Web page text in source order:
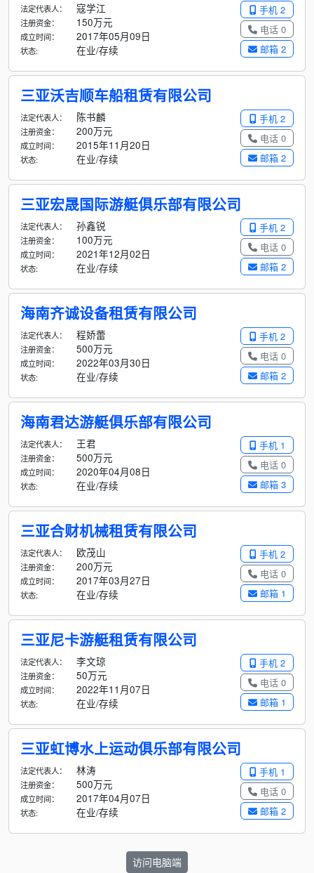
手机 2
电话 0
邮箱 2
法定代表人： 寇学江
注册资金： 150万元
成立时间： 2017年05月09日
状态: 在业/存续
三亚沃吉顺车船租赁有限公司
手机 2
电话 0
邮箱 2
法定代表人： 陈书麟
注册资金： 200万元
成立时间： 2015年11月20日
状态: 在业/存续
三亚宏晟国际游艇俱乐部有限公司
手机 2
电话 0
邮箱 2
法定代表人： 孙鑫锐
注册资金： 100万元
成立时间： 2021年12月02日
状态: 在业/存续
海南齐诚设备租赁有限公司
手机 2
电话 0
邮箱 2
法定代表人： 程娇蕾
注册资金： 500万元
成立时间： 2022年03月30日
状态: 在业/存续
海南君达游艇俱乐部有限公司
手机 1
电话 0
邮箱 3
法定代表人： 王君
注册资金： 500万元
成立时间： 2020年04月08日
状态: 在业/存续
三亚合财机械租赁有限公司
手机 2
电话 0
邮箱 1
法定代表人： 欧茂山
注册资金： 200万元
成立时间： 2017年03月27日
状态: 在业/存续
三亚尼卡游艇租赁有限公司
手机 2
电话 0
邮箱 1
法定代表人： 李文琼
注册资金： 50万元
成立时间： 2022年11月07日
状态: 在业/存续
三亚虹博水上运动俱乐部有限公司
手机 1
电话 0
邮箱 2
法定代表人： 林涛
注册资金： 500万元
成立时间： 2017年04月07日
状态: 在业/存续
访问电脑端